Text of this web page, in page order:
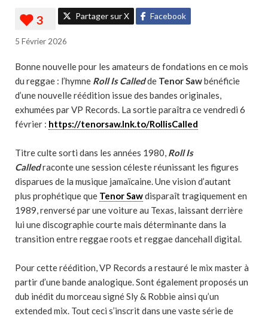
Partager sur X Facebook
5 Février 2026
Bonne nouvelle pour les amateurs de fondations en ce mois
du reggae : l’hymne Roll Is Calledde Tenor Sawbénéficie
d’une nouvelle réédition issue des bandes originales,
exhumées par VP Records. La sortie paraîtra ce vendredi 6
février : https://tenorsaw.lnk.to/RollisCalled
Titre culte sorti dans les années 1980, Roll Is
Calledraconte une session céleste réunissant les figures
disparues de la musique jamaïcaine. Une vision d’autant
plus prophétique que Tenor Sawdisparaît tragiquement en
1989, renversé par une voiture au Texas, laissant derrière
lui une discographie courte mais déterminante dans la
transition entre reggae roots et reggae dancehall digital.
Pour cette réédition, VP Records a restauré le mix master à
partir d’une bande analogique. Sont également proposés un
dub inédit du morceau signé Sly & Robbie ainsi qu’un
extended mix. Tout ceci s’inscrit dans une vaste série de